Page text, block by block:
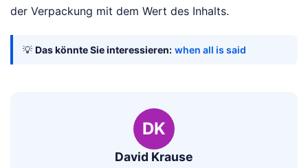
der Verpackung mit dem Wert des Inhalts.
💡 Das könnte Sie interessieren: when all is said
DK
David Krause